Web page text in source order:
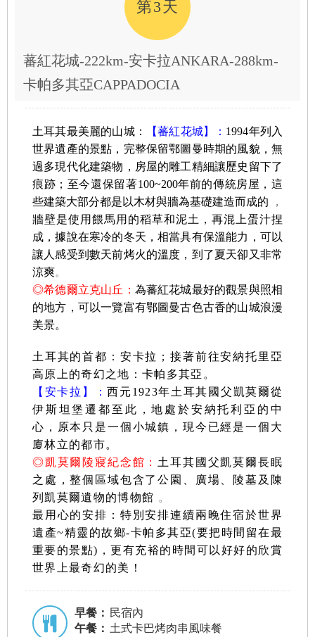
第3天
蕃紅花城-222km-安卡拉ANKARA-288km-
卡帕多其亞CAPPADOCIA
土耳其最美麗的山城： 【蕃紅花城】： 1994年列入
世界遺產的景點，完整保留鄂圖曼時期的風貌，無
過多現代化建築物， 房屋的雕工精細讓歷史留下了
痕跡 ；至今還保留著100~200年前的傳統房屋，這
些建築大部分都是以木材與牆為基礎建造而成的
，
牆壁是使用餵馬用的稻草和泥土，再混上蛋汁捏
成，據說在寒冷的冬天，相當具有保溫能力，可以
讓人感受到數天前烤火的溫度，到了夏天卻又非常
涼爽。
◎希德爾立克山丘： 為蕃紅花城最好的觀景與照相
的地方，可以一覽富有鄂圖曼古色古香的山城浪漫
美景。
土耳其的首都：安卡拉；接著前往安納托里亞
高原上的奇幻之地：卡帕多其亞。
【安卡拉】：西元1923年土耳其國父凱莫爾從
伊斯坦堡遷都至此，地處於安納托利亞的中
心，原本只是一個小城鎮，現今已經是一個大
廈林立的都市。
◎凱莫爾陵寢紀念館： 土耳其國父凱莫爾長眠
之處，整個區域包含了公園、廣場、陵墓及陳
列凱莫爾遺物的博物館 。
最用心的安排：特別安排連續兩晚住宿於世界
遺產~精靈的故鄉-卡帕多其亞(要把時間留在最
重要的景點)，更有充裕的時間可以好好的欣賞
世界上最奇幻的美！
早餐： 民宿內
午餐： 土式卡巴烤肉串風味餐